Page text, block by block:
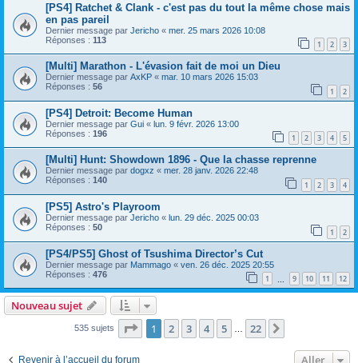
[PS4] Ratchet & Clank - c'est pas du tout la même chose mais
en pas pareil
Dernier message par Jericho « mer. 25 mars 2026 10:08
Réponses : 113 1 2 3
[Multi] Marathon - L'évasion fait de moi un Dieu
Dernier message par AxKP « mar. 10 mars 2026 15:03
Réponses : 56 1 2
[PS4] Detroit: Become Human
Dernier message par Gui « lun. 9 févr. 2026 13:00
Réponses : 196 1 2 3 4 5
[Multi] Hunt: Showdown 1896 - Que la chasse reprenne
Dernier message par dogxz « mer. 28 janv. 2026 22:48
Réponses : 140 1 2 3 4
[PS5] Astro's Playroom
Dernier message par Jericho « lun. 29 déc. 2025 00:03
Réponses : 50 1 2
[PS4/PS5] Ghost of Tsushima Director’s Cut
Dernier message par Mammago « ven. 26 déc. 2025 20:55
Réponses : 476 1 9 10 11 12
Nouveau sujet
535 sujets Page 1sur22
1 2 3 4 5 22
Revenir à l’accueil du forum Aller